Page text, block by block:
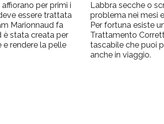
per primi i
essere trattata
Marionnaud fa
è stata creata per
e rendere la pelle
Labbra secche o
problema nei mesi
Per fortuna esiste
Trattamento
tascabile che puoi
anche in viaggio.